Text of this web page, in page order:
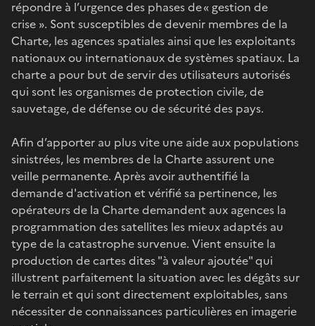
répondre à l’urgence des phases de « gestion de
crise ». Sont susceptibles de devenir membres de la
Charte, les agences spatiales ainsi que les exploitants
nationaux ou internationaux de systèmes spatiaux. La
charte a pour but de servir des utilisateurs autorisés
qui sont les organismes de protection civile, de
sauvetage, de défense ou de sécurité des pays.
Afin d’apporter au plus vite une aide aux populations
sinistrées, les membres de la Charte assurent une
veille permanente. Après avoir authentifié la
demande d'activation et vérifié sa pertinence, les
opérateurs de la Charte demandent aux agences la
programmation des satellites les mieux adaptés au
type de la catastrophe survenue. Vient ensuite la
production de cartes dites "à valeur ajoutée" qui
illustrent parfaitement la situation avec les dégâts sur
le terrain et qui sont directement exploitables, sans
nécessiter de connaissances particulières en imagerie